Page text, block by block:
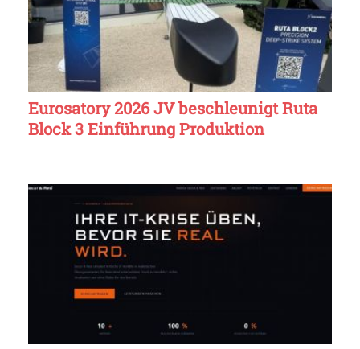
Eurosatory 2026 JV beschleunigt Ruta
Block 3 Einführung Produktion